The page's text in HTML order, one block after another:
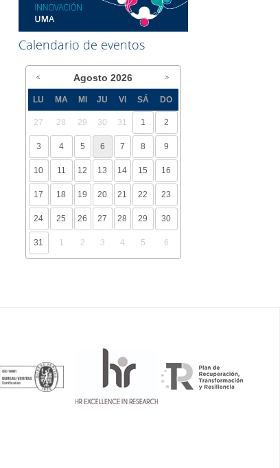
Calendario de eventos
Agosto 2026
LU MA MI JU VI SÁ DO
27 28 29 30 31 1 2
3 4 5 6 7 8 9
10 11 12 13 14 15 16
17 18 19 20 21 22 23
24 25 26 27 28 29 30
31 1 2 3 4 5 6